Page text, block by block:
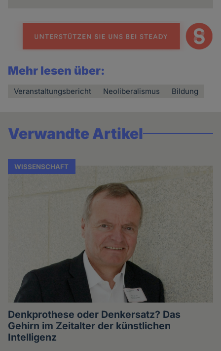
Mehr lesen über:
Veranstaltungsbericht Neoliberalismus Bildung
Verwandte Artikel
WISSENSCHAFT
Denkprothese oder Denkersatz? Das
Gehirn im Zeitalter der künstlichen
Intelligenz